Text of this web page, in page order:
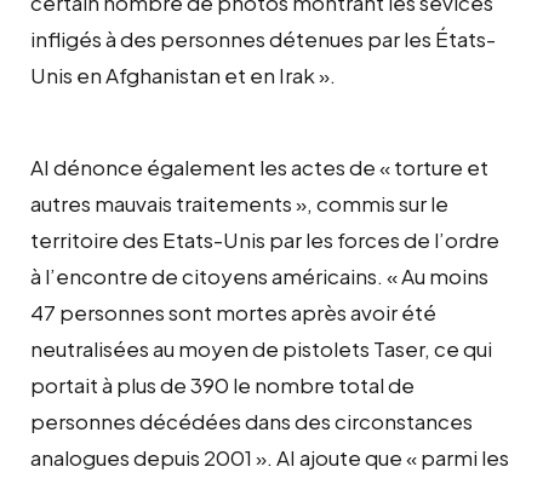
infligés à des personnes détenues par les États-
Unis en Afghanistan et en Irak ».
AI dénonce également les actes de « torture et
autres mauvais traitements », commis sur le
territoire des Etats-Unis par les forces de l’ordre
à l’encontre de citoyens américains. « Au moins
47 personnes sont mortes après avoir été
neutralisées au moyen de pistolets Taser, ce qui
portait à plus de 390 le nombre total de
personnes décédées dans des circonstances
analogues depuis 2001 ». AI ajoute que « parmi les